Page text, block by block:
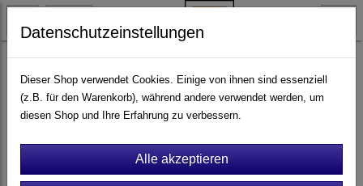
Widerrufsformular herunterladen
Widerrufsbelehrung
Datenschutzeinstellungen
Dieser Shop verwendet Cookies. Einige von ihnen sind essenziell
(z.B. für den Warenkorb), während andere verwendet werden, um
diesen Shop und Ihre Erfahrung zu verbessern.